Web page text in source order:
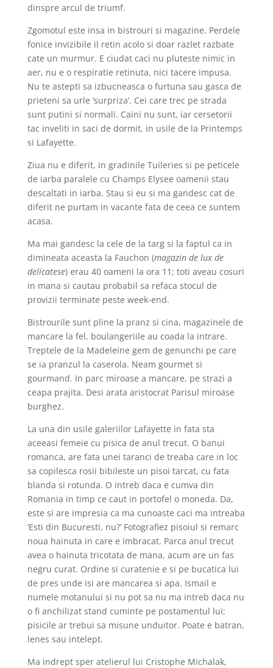
dinspre arcul de triumf.
Zgomotul este insa in bistrouri si magazine. Perdele
fonice invizibile il retin acolo si doar razlet razbate
cate un murmur. E ciudat caci nu pluteste nimic in
aer, nu e o respiratie retinuta, nici tacere impusa.
Nu te astepti sa izbucneasca o furtuna sau gasca de
prieteni sa urle ‘surpriza’. Cei care trec pe strada
sunt putini si normali. Caini nu sunt, iar cersetorii
tac inveliti in saci de dormit, in usile de la Printemps
si Lafayette.
Ziua nu e diferit, in gradinile Tuileries si pe peticele
de iarba paralele cu Champs Elysee oamenii stau
descaltati in iarba. Stau si eu si ma gandesc cat de
diferit ne purtam in vacante fata de ceea ce suntem
acasa.
Ma mai gandesc la cele de la targ si la faptul ca in
dimineata aceasta la Fauchon (magazin de lux de
delicatese) erau 40 oameni la ora 11; toti aveau cosuri
in mana si cautau probabil sa refaca stocul de
provizii terminate peste week-end.
Bistrourile sunt pline la pranz si cina, magazinele de
mancare la fel, boulangeriile au coada la intrare.
Treptele de la Madeleine gem de genunchi pe care
se ia pranzul la caserola. Neam gourmet si
gourmand. In parc miroase a mancare, pe strazi a
ceapa prajita. Desi arata aristocrat Parisul miroase
burghez.
La una din usile galeriilor Lafayette in fata sta
aceeasi femeie cu pisica de anul trecut. O banui
romanca, are fata unei taranci de treaba care in loc
sa copilesca rosii bibileste un pisoi tarcat, cu fata
blanda si rotunda. O intreb daca e cumva din
Romania in timp ce caut in portofel o moneda. Da,
este si are impresia ca ma cunoaste caci ma intreaba
‘Esti din Bucuresti, nu?’ Fotografiez pisoiul si remarc
noua hainuta in care e imbracat. Parca anul trecut
avea o hainuta tricotata de mana, acum are un fas
negru curat. Ordine si curatenie e si pe bucatica lui
de pres unde isi are mancarea si apa. Ismail e
numele motanului si nu pot sa nu ma intreb daca nu
o fi anchilizat stand cuminte pe postamentul lui;
pisicile ar trebui sa misune unduitor. Poate e batran,
lenes sau intelept.
Ma indrept sper atelierul lui Cristophe Michalak,